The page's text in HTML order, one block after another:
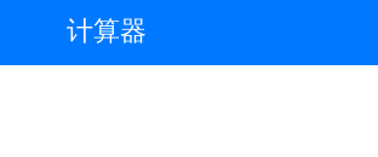
计算器